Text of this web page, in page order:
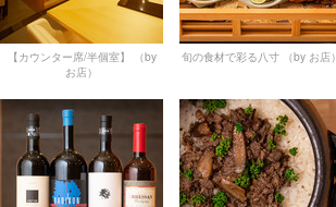
【カウンター席/半個室】
（by
お店）
旬の食材で彩る八寸 （by お店）